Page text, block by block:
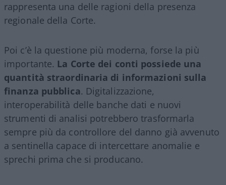
rappresenta una delle ragioni della presenza
regionale della Corte.
Poi c’è la questione più moderna, forse la più
importante. La Corte dei conti possiede una
quantità straordinaria di informazioni sulla
finanza pubblica. Digitalizzazione,
interoperabilità delle banche dati e nuovi
strumenti di analisi potrebbero trasformarla
sempre più da controllore del danno già avvenuto
a sentinella capace di intercettare anomalie e
sprechi prima che si producano.